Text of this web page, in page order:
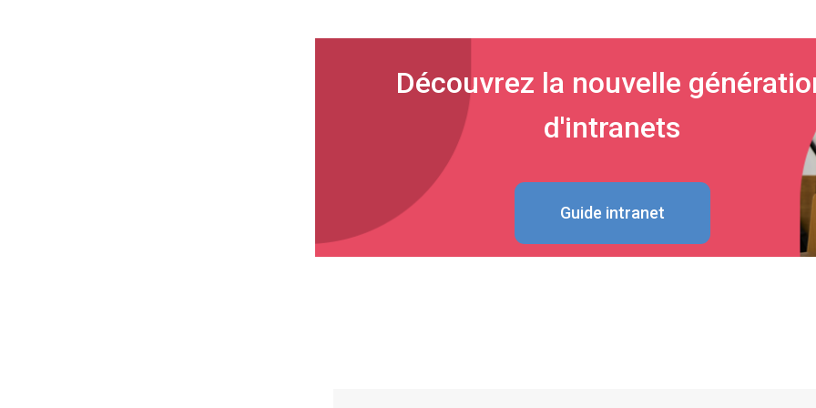
Découvrez la nouvelle
d'intranets
Guide intranet